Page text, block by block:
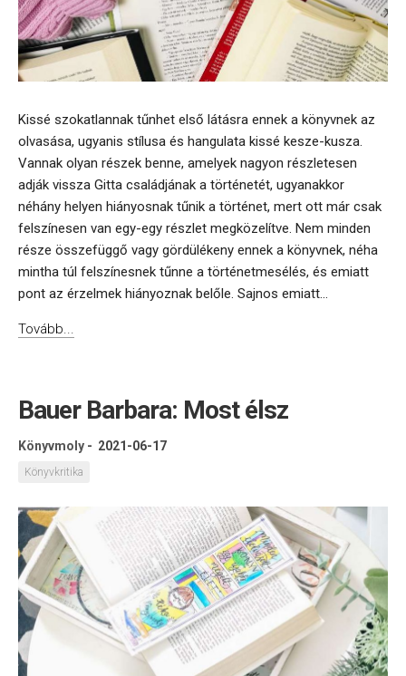
Kissé szokatlannak tűnhet első látásra ennek a könyvnek az
olvasása, ugyanis stílusa és hangulata kissé kesze-kusza.
Vannak olyan részek benne, amelyek nagyon részletesen
adják vissza Gitta családjának a történetét, ugyanakkor
néhány helyen hiányosnak tűnik a történet, mert ott már csak
felszínesen van egy-egy részlet megközelítve. Nem minden
része összefüggő vagy gördülékeny ennek a könyvnek, néha
mintha túl felszínesnek tűnne a történetmesélés, és emiatt
pont az érzelmek hiányoznak belőle. Sajnos emiatt...
Tovább...
Bauer Barbara: Most élsz
Könyvmoly - 2021-06-17
Könyvkritika